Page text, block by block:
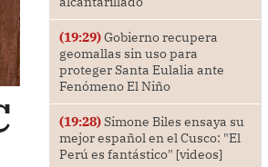
(19:29)Gobierno recupera
geomallas sin uso para
proteger Santa Eulalia ante
Fenómeno El Niño
(19:28)Simone Biles ensaya su
mejor español en el Cusco: "El
Perú es fantástico" [videos]